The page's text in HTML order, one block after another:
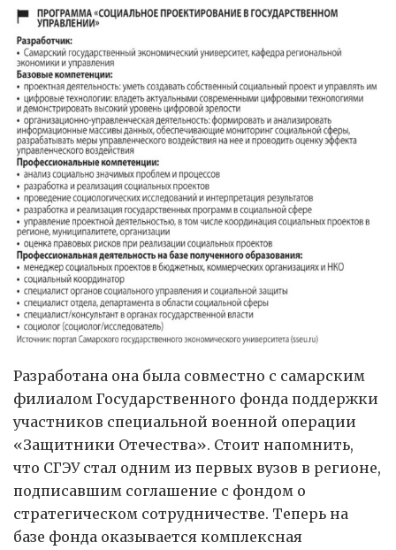
Разработана она была совместно с самарским
филиалом Государственного фонда поддержки
участников специальной военной операции
«Защитники Отечества». Стоит напомнить,
что СГЭУ стал одним из первых вузов в регионе,
подписавшим соглашение с фондом о
стратегическом сотрудничестве. Теперь на
базе фонда оказывается комплексная